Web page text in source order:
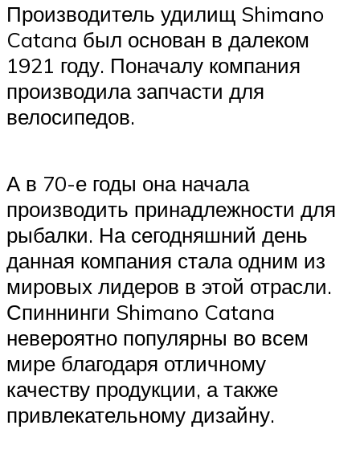
Производитель удилищ Shimano
Catana был основан в далеком
1921 году. Поначалу компания
производила запчасти для
велосипедов.
А в 70-е годы она начала
производить принадлежности для
рыбалки. На сегодняшний день
данная компания стала одним из
мировых лидеров в этой отрасли.
Спиннинги Shimano Catana
невероятно популярны во всем
мире благодаря отличному
качеству продукции, а также
привлекательному дизайну.